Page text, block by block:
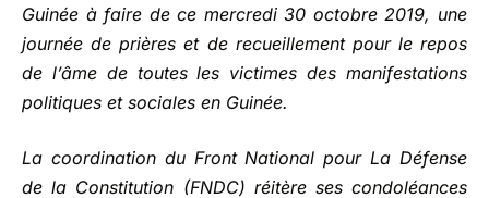
Guinée à faire de ce mercredi 30 octobre 2019, une
journée de prières et de recueillement pour le repos
de l’âme de toutes les victimes des manifestations
politiques et sociales en Guinée.
La coordination du Front National pour La Défense
de la Constitution (FNDC) réitère ses condoléances